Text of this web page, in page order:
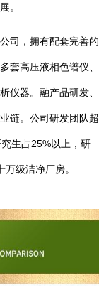
。
司，拥有配套完善的
套高压液相色谱仪、
仪器。融产品研发、
链。公司研发团队超
生占25%以上，研
万级洁净厂房。